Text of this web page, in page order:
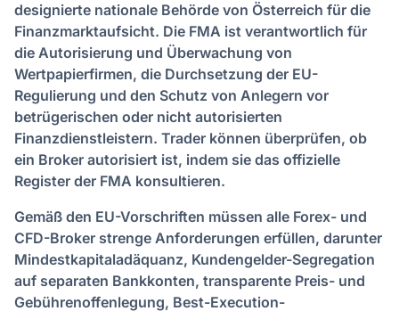
designierte nationale Behörde von Österreich für die
Finanzmarktaufsicht. Die FMA ist verantwortlich für
die Autorisierung und Überwachung von
Wertpapierfirmen, die Durchsetzung der EU-
Regulierung und den Schutz von Anlegern vor
betrügerischen oder nicht autorisierten
Finanzdienstleistern. Trader können überprüfen, ob
ein Broker autorisiert ist, indem sie das offizielle
Register der FMA konsultieren.
Gemäß den EU-Vorschriften müssen alle Forex- und
CFD-Broker strenge Anforderungen erfüllen, darunter
Mindestkapitaladäquanz, Kundengelder-Segregation
auf separaten Bankkonten, transparente Preis- und
Gebührenoffenlegung, Best-Execution-